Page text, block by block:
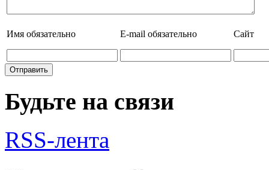
Имя обязательно E-mail обязательно Сайт
Будьте на связи
RSS-лента